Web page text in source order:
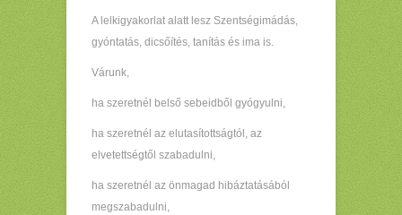
A lelkigyakorlat alatt lesz Szentségimádás,
gyóntatás, dicsőítés, tanítás és ima is.
Várunk,
ha szeretnél belső sebeidből gyógyulni,
ha szeretnél az elutasítottságtól, az
elvetettségtől szabadulni,
ha szeretnél az önmagad hibáztatásából
megszabadulni,